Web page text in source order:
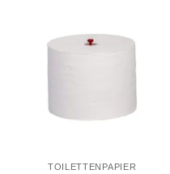
TOILETTENPAPIER